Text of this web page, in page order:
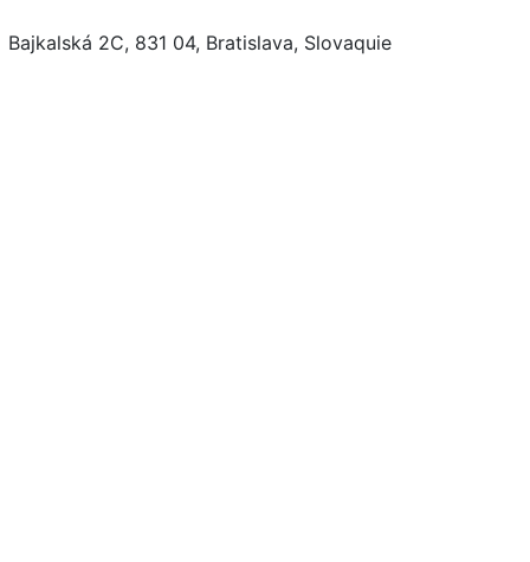
Bajkalská 2C, 831 04, Bratislava, Slovaquie